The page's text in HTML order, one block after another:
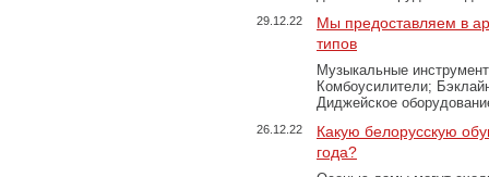
29.12.22
Мы предоставляем в
типов
Музыкальные
Комбоусилители;
Диджейское
26.12.22
Какую белорусскую
года?